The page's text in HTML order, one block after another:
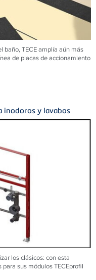
baño, TECE amplía aún más
de placas de accionamiento
inodoros y lavabos
los clásicos: con esta
sus módulos TECEprofil